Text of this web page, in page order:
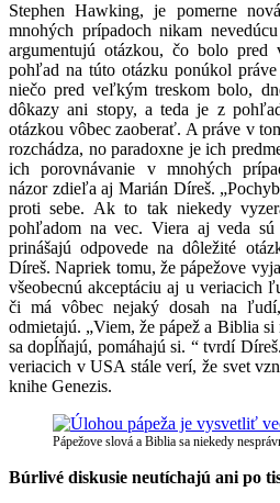
Stephen Hawking, je pomerne
mnohých prípadoch nikam
argumentujú otázkou, čo bolo
pohľad na túto otázku ponúkol
niečo pred veľkým treskom bolo,
dôkazy ani stopy, a teda je z
otázkou vôbec zaoberať. A práve v
rozchádza, no paradoxne je ich
ich porovnávanie v mnohých
názor zdieľa aj Marián Díreš.
proti sebe. Ak to tak niekedy
pohľadom na vec. Viera aj veda
prinášajú odpovede na dôležité
Díreš. Napriek tomu, že pápežove
všeobecnú akceptáciu aj u veriacich
či má vôbec nejaký dosah na
odmietajú. „Viem, že pápež a Biblia
sa dopĺňajú, pomáhajú si. “ tvrdí
veriacich v USA stále verí, že svet
knihe Genezis.
Pápežove slová a Biblia sa niekedy
Búrlivé diskusie neutíchajú ani po